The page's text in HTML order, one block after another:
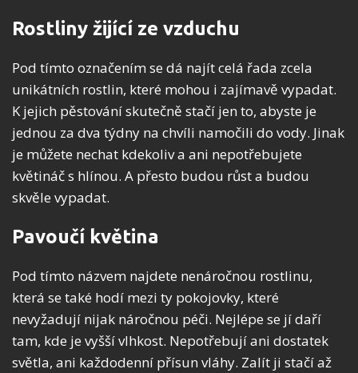
Rostliny žijící ze vzduchu
Pod tímto označením se dá najít celá řada zcela
unikátních rostlin, které mohou i zajímavě vypadat.
K jejich pěstování skutečně stačí jen to, abyste je
jednou za dva týdny na chvíli namočili do vody. Jinak
je můžete nechat kdekoliv a ani nepotřebujete
květináč s hlínou. A přesto budou růst a budou
skvěle vypadat.
Pavoučí květina
Pod tímto názvem najdete nenáročnou rostlinu,
která se také hodí mezi ty pokojovky, které
nevyžadují nijak náročnou péči. Nejlépe se jí daří
tam, kde je vyšší vlhkost. Nepotřebují ani dostatek
světla, ani každodenní přísun vláhy. Zalít ji stačí až